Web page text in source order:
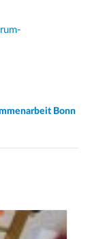
Bonn